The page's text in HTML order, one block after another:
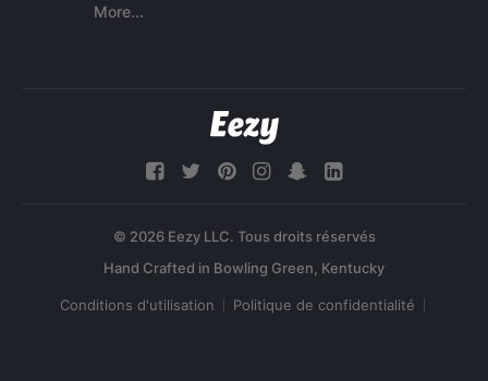
More...
© 2026 Eezy LLC. Tous droits réservés
Conditions d'utilisation Politique de confidentialité